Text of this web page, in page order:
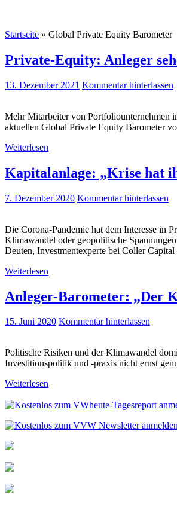
Startseite » Global Private Equity Barometer
Private-Equity: Anleger
13. Dezember 2021 Kommentar hinterlassen
Mehr Mitarbeiter von Portfoliounternehmen
aktuellen Global Private Equity Barometer
Weiterlesen
Kapitalanlage: „Krise hat
7. Dezember 2020 Kommentar hinterlassen
Die Corona-Pandemie hat dem Interesse in
Klimawandel oder geopolitische
Deuten, Investmentexperte bei Coller
Weiterlesen
Anleger-Barometer: „Der
15. Juni 2020 Kommentar hinterlassen
Politische Risiken und der Klimawandel
Investitionspolitik und -praxis nicht ernst
Weiterlesen